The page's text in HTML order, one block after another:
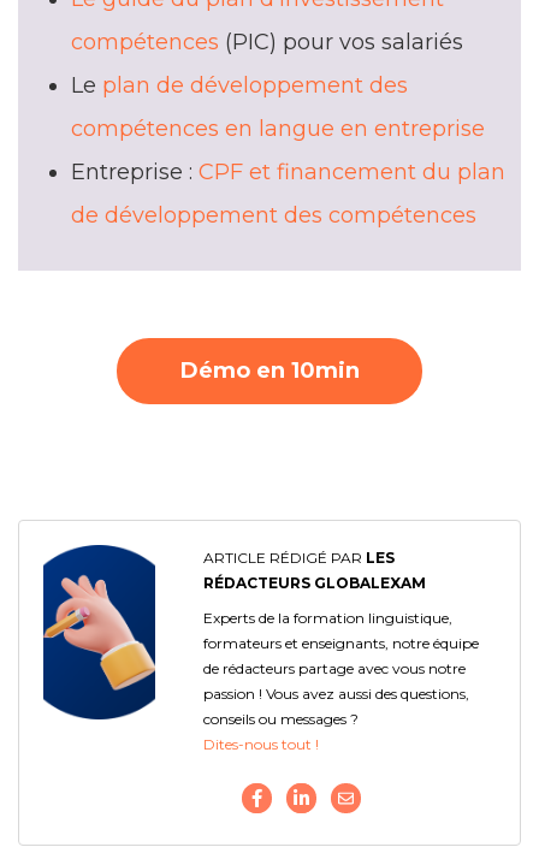
compétences (PIC) pour vos salariés
Le plan de développement des
compétences en langue en entreprise
Entreprise : CPF et financement du plan
de développement des compétences
Démo en 10min
ARTICLE RÉDIGÉ PAR LES
RÉDACTEURS GLOBALEXAM
Experts de la formation linguistique,
formateurs et enseignants, notre équipe
de rédacteurs partage avec vous notre
passion ! Vous avez aussi des questions,
conseils ou messages ?
Dites-nous tout !